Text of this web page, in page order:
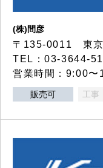
(株)間彦
〒135-0011 東京
TEL：03-3644-
営業時間：9:00〜
販売可 工事